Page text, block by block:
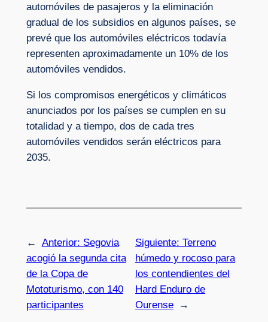
automóviles de pasajeros y la eliminación
gradual de los subsidios en algunos países, se
prevé que los automóviles eléctricos todavía
representen aproximadamente un 10% de los
automóviles vendidos.
Si los compromisos energéticos y climáticos
anunciados por los países se cumplen en su
totalidad y a tiempo, dos de cada tres
automóviles vendidos serán eléctricos para
2035.
← Anterior: Segovia
acogió la segunda cita
de la Copa de
Mototurismo, con 140
participantes
Siguiente:Terreno
húmedo y rocoso para
los contendientes del
Hard Enduro de
Ourense
→